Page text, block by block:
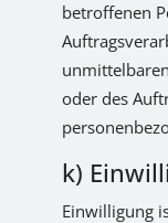
betroffenen
oder des
k)
Einwilligung